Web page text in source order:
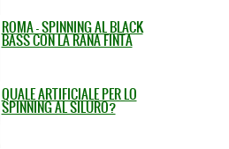
ROMA - SPINNING AL BLACK
BASS CON LA RANA FINTA
QUALE ARTIFICIALE PER LO
SPINNING AL SILURO?